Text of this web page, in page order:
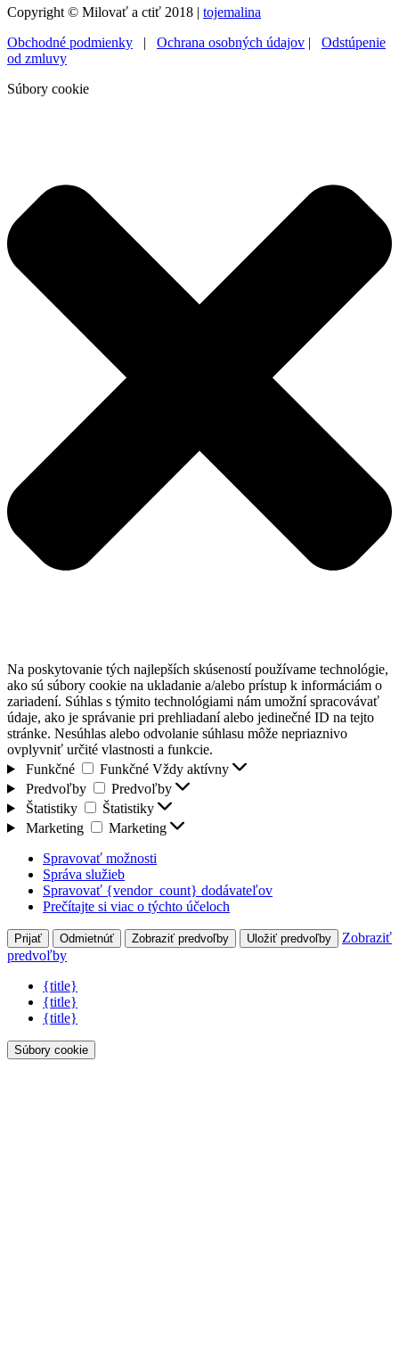
Copyright © Milovať a ctiť 2018 | tojemalina
Obchodné podmienky
Ochrana osobných údajov
Odstúpenie
od zmluvy
Súbory cookie
Na poskytovanie tých najlepších skúseností používame technológie,
ako sú súbory cookie na ukladanie a/alebo prístup k informáciám o
zariadení. Súhlas s týmito technológiami nám umožní spracovávať
údaje, ako je správanie pri prehliadaní alebo jedinečné ID na tejto
stránke. Nesúhlas alebo odvolanie súhlasu môže nepriaznivo
ovplyvniť určité vlastnosti a funkcie.
Funkčné
Funkčné Vždy aktívny
Predvoľby
Predvoľby
Štatistiky
Štatistiky
Marketing
Marketing
Spravovať možnosti
Správa služieb
Spravovať {vendor_count} dodávateľov
Prečítajte si viac o týchto účeloch
Prijať Odmietnúť Zobraziť predvoľby Uložiť predvoľby
Zobraziť
predvoľby
{title}
{title}
{title}
Súbory cookie